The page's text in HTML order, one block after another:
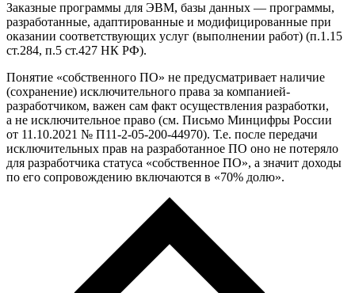
Заказные программы для ЭВМ, базы данных — программы,
разработанные, адаптированные и модифицированные при
оказании соответствующих услуг (выполнении работ) (п.1.15
ст.284, п.5 ст.427 НК РФ).
Понятие «собственного ПО» не предусматривает наличие
(сохранение) исключительного права за компанией-
разработчиком, важен сам факт осуществления разработки,
а не исключительное право (см. Письмо Минцифры России
от 11.10.2021 № П11-2-05-200-44970). Т.е. после передачи
исключительных прав на разработанное ПО оно не потеряло
для разработчика статуса «собственное ПО», а значит доходы
по его сопровождению включаются в «70% долю».